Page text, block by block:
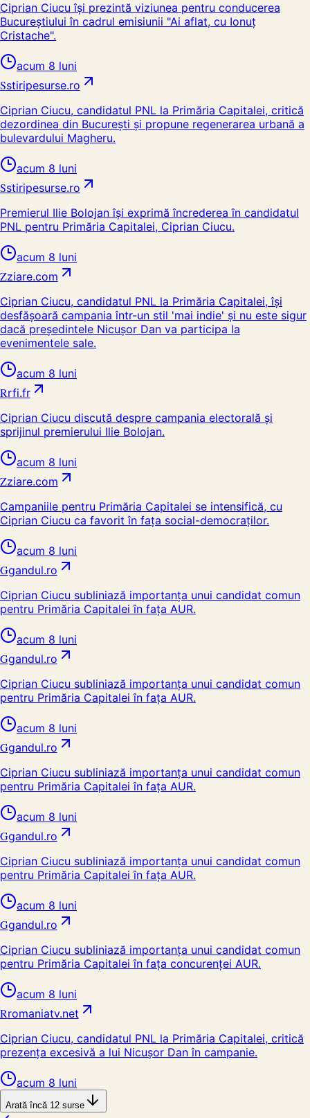
Ciprian Ciucu își prezintă viziunea pentru conducerea
Bucureștiului în cadrul emisiunii "Ai aflat, cu Ionuț
Cristache".
acum 8 luni
Sstiripesurse.ro
Ciprian Ciucu, candidatul PNL la Primăria Capitalei, critică
dezordinea din București și propune regenerarea urbană a
bulevardului Magheru.
acum 8 luni
Sstiripesurse.ro
Premierul Ilie Bolojan își exprimă încrederea în candidatul
PNL pentru Primăria Capitalei, Ciprian Ciucu.
acum 8 luni
Zziare.com
Ciprian Ciucu, candidatul PNL la Primăria Capitalei, își
desfășoară campania într-un stil 'mai indie' și nu este sigur
dacă președintele Nicușor Dan va participa la
evenimentele sale.
acum 8 luni
Rrfi.fr
Ciprian Ciucu discută despre campania electorală și
sprijinul premierului Ilie Bolojan.
acum 8 luni
Zziare.com
Campaniile pentru Primăria Capitalei se intensifică, cu
Ciprian Ciucu ca favorit în fața social-democraților.
acum 8 luni
Ggandul.ro
Ciprian Ciucu subliniază importanța unui candidat comun
pentru Primăria Capitalei în fața AUR.
acum 8 luni
Ggandul.ro
Ciprian Ciucu subliniază importanța unui candidat comun
pentru Primăria Capitalei în fața AUR.
acum 8 luni
Ggandul.ro
Ciprian Ciucu subliniază importanța unui candidat comun
pentru Primăria Capitalei în fața AUR.
acum 8 luni
Ggandul.ro
Ciprian Ciucu subliniază importanța unui candidat comun
pentru Primăria Capitalei în fața AUR.
acum 8 luni
Ggandul.ro
Ciprian Ciucu subliniază importanța unui candidat comun
pentru Primăria Capitalei în fața concurenței AUR.
acum 8 luni
Rromaniatv.net
Ciprian Ciucu, candidatul PNL la Primăria Capitalei, critică
prezența excesivă a lui Nicușor Dan în campanie.
acum 8 luni
Arată încă 12 surse